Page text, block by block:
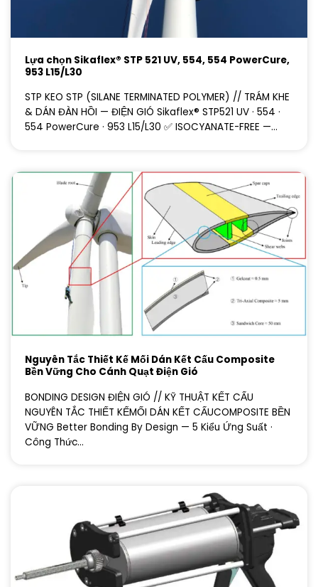
Lựa chọn Sikaflex® STP 521 UV, 554, 554 PowerCure,
953 L15/L30
STP KEO STP (SILANE TERMINATED POLYMER) // TRÁM KHE
& DÁN ĐÀN HỒI — ĐIỆN GIÓ Sikaflex® STP521 UV · 554 ·
554 PowerCure · 953 L15/L30 ✅ ISOCYANATE-FREE —...
Nguyên Tắc Thiết Kế Mối Dán Kết Cấu Composite
Bền Vững Cho Cánh Quạt Điện Gió
BONDING DESIGN ĐIỆN GIÓ // KỸ THUẬT KẾT CẤU
NGUYÊN TẮC THIẾT KẾMỐI DÁN KẾT CẤUCOMPOSITE BỀN
VỮNG Better Bonding By Design — 5 Kiểu Ứng Suất ·
Công Thức...